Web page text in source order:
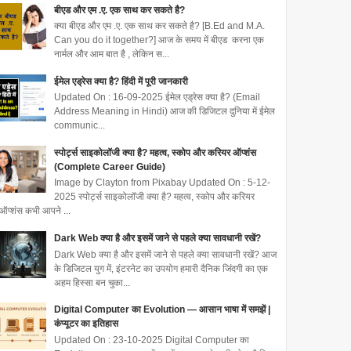
बीएड और एम .ए. एक साथ कर सकते है?
क्या बीएड और एम .ए. एक साथ कर सकते है? [B.Ed and M.A.
Can you do it together?] आज के समय में बीएड करना एक
नार्मल और आम बात है , लेकिन स...
ईमेल एड्रेस क्या है? हिंदी में पूरी जानकारी
Updated On : 16-09-2025 ईमेल एड्रेस क्या है? (Email
Address Meaning in Hindi) आज की डिजिटल दुनिया में ईमेल
communic...
स्पोर्ट्स साइकोलॉजी क्या है? महत्व, स्कोप और करियर ऑप्शंस
(Complete Career Guide)
Image by Clayton from Pixabay Updated On : 5-12-
2025 स्पोर्ट्स साइकोलॉजी क्या है? महत्व, स्कोप और करियर
ऑप्शंस कभी आपने ...
Dark Web क्या है और इसमें जाने से पहले क्या सावधानी रखें?
Dark Web क्या है और इसमें जाने से पहले क्या सावधानी रखें? आज
के डिजिटल युग में, इंटरनेट का उपयोग हमारी दैनिक जिंदगी का एक
अहम हिस्सा बन चुका...
Digital Computer का Evolution — आसान भाषा में समझें |
कंप्यूटर का इतिहास
Updated On : 23-10-2025 Digital Computer का